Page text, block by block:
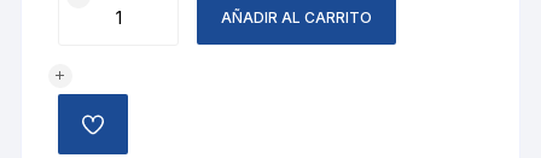
ESCARCHADO,
OSCURO
cantidad
AÑADIR AL CARRITO
AÑADIR
A